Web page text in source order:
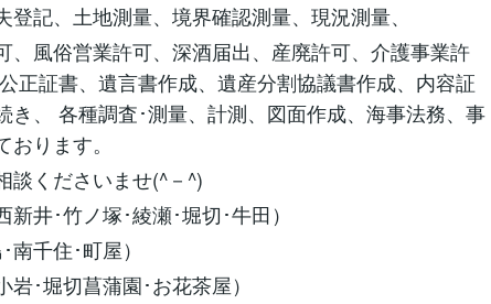
記、土地測量、境界確認測量、現況測量、
、風俗営業許可、深酒届出、産廃許可、介護事業許
正証書、遺言書作成、遺産分割協議書作成、内容証
き、 各種調査･測量、計測、図面作成、海事法務、事
ります。
談くださいませ(^－^)
井･竹ノ塚･綾瀬･堀切･牛田）
千住･町屋）
･堀切菖蒲園･お花茶屋）